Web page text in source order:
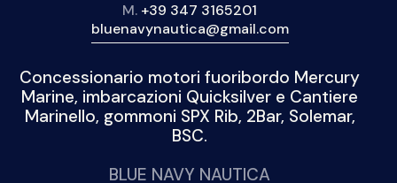
M. +39 347 3165201
bluenavynautica@gmail.com
Concessionario motori fuoribordo Mercury
Marine, imbarcazioni Quicksilver e Cantiere
Marinello, gommoni SPX Rib, 2Bar, Solemar,
BSC.
BLUE NAVY NAUTICA